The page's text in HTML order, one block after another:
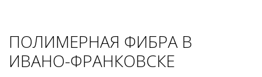
ПОЛИМЕРНАЯ ФИБРА В
ИВАНО-ФРАНКОВСКЕ